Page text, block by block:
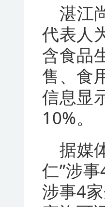
湛江
代表人
含食品
售、食
信息显
10%。
据媒
仁”涉
涉事4